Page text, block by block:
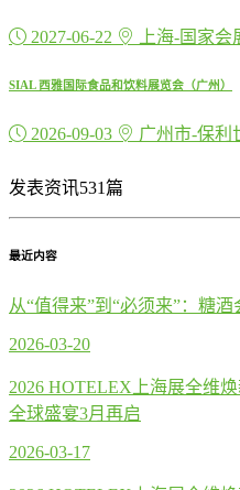
2027-06-22 上海-国家会
SIAL 西雅国际食品和饮料展览会（广州）
2026-09-03 广州市-保利
发表资讯531篇
最近内容
从“值得来”到“必须来”：糖
2026-03-20
2026 HOTELEX上海展全维
全球盛宴3月再启
2026-03-17